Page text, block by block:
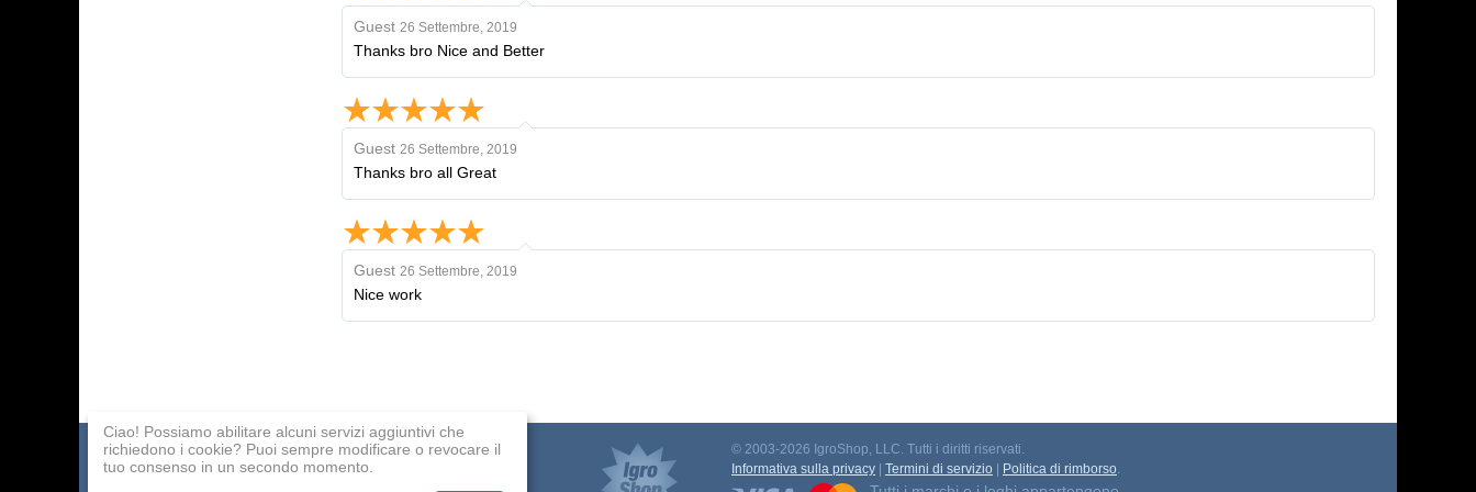
Guest 26 Settembre, 2019
Thanks bro Nice and Better
Guest 26 Settembre, 2019
Thanks bro all Great
Guest 26 Settembre, 2019
Nice work
Catalogo dei giochi
Pagamento
© 2003-2026 IgroShop, LLC. Tutti i diritti riservati.
Informativa sulla privacy
Termini di servizio Politica di rimborso.
Ciao! Possiamo abilitare alcuni servizi aggiuntivi che
richiedono i cookie? Puoi sempre modificare o revocare il
tuo consenso in un secondo momento.